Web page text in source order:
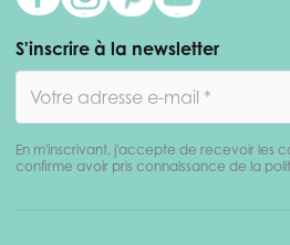
S'inscrire à la newsletter
En m'inscrivant, j'accepte de recevoir les
confirme avoir pris connaissance de la